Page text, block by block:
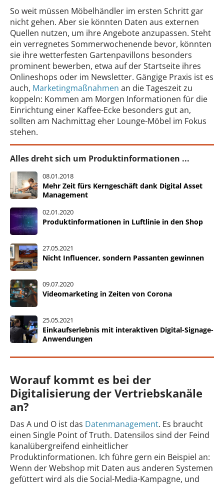
So weit müssen Möbelhändler im ersten Schritt gar
nicht gehen. Aber sie könnten Daten aus externen
Quellen nutzen, um ihre Angebote anzupassen. Steht
ein verregnetes Sommerwochenende bevor, könnten
sie ihre wetterfesten Gartenpavillons besonders
prominent bewerben, etwa auf der Startseite ihres
Onlineshops oder im Newsletter. Gängige Praxis ist es
auch, Marketingmaßnahmen an die Tageszeit zu
koppeln: Kommen am Morgen Informationen für die
Einrichtung einer Kaffee-Ecke besonders gut an,
sollten am Nachmittag eher Lounge-Möbel im Fokus
stehen.
Alles dreht sich um Produktinformationen ...
08.01.2018
Mehr Zeit fürs Kerngeschäft dank Digital Asset
Management
02.01.2020
Produktinformationen in Luftlinie in den Shop
27.05.2021
Nicht Influencer, sondern Passanten gewinnen
09.07.2020
Videomarketing in Zeiten von Corona
25.05.2021
Einkaufserlebnis mit interaktiven Digital-Signage-
Anwendungen
Worauf kommt es bei der
Digitalisierung der Vertriebskanäle
an?
Das A und O ist das Datenmanagement. Es braucht
einen Single Point of Truth. Datensilos sind der Feind
kanalübergreifend einheitlicher
Produktinformationen. Ich führe gern ein Beispiel an:
Wenn der Webshop mit Daten aus anderen Systemen
gefüttert wird als die Social-Media-Kampagne, und